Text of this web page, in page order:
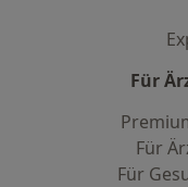
Für
Für
Für